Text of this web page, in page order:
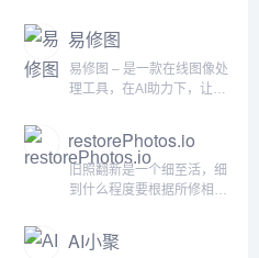
易修图
易修图 – 是一款在线图像处
理工具，在AI助力下，让您
印、一键去水印、模糊照片
变清晰、无损放大、视频去
水印、视频字幕合成、视频
片，提高图片和视频的编辑
restorePhotos.io
旧照翻新是一个细至活，细
到什么程度要根据所修相片
旧照时也是个麻烦事，在AI
的世界里，同样也是一分钟
AI小聚